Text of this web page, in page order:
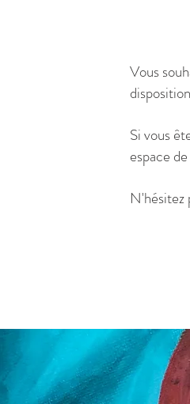
Vous
Si vous
espace
N'hésitez